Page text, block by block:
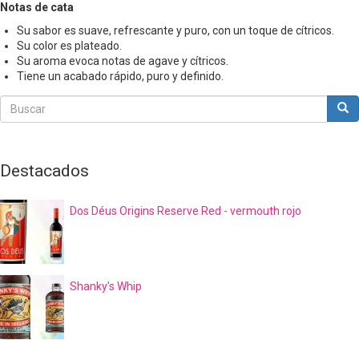
Notas de cata
Su sabor es suave, refrescante y puro, con un toque de cítricos.
Su color es plateado.
Su aroma evoca notas de agave y cítricos.
Tiene un acabado rápido, puro y definido.
Buscar
Buscar
Destacados
Dos Déus Origins Reserve Red - vermouth rojo
Shanky's Whip